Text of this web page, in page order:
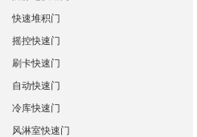
快速堆积门
摇控快速门
刷卡快速门
自动快速门
冷库快速门
风淋室快速门